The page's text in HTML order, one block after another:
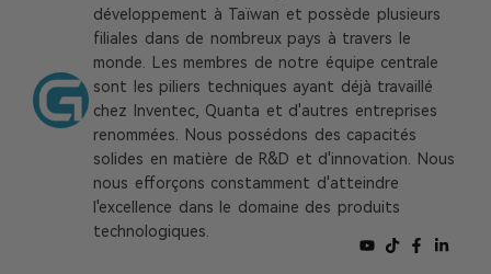
développement à Taïwan et possède plusieurs
filiales dans de nombreux pays à travers le
monde. Les membres de notre équipe centrale
sont les piliers techniques ayant déjà travaillé
chez Inventec, Quanta et d'autres entreprises
renommées. Nous possédons des capacités
solides en matière de R&D et d'innovation. Nous
nous efforçons constamment d'atteindre
l'excellence dans le domaine des produits
technologiques.